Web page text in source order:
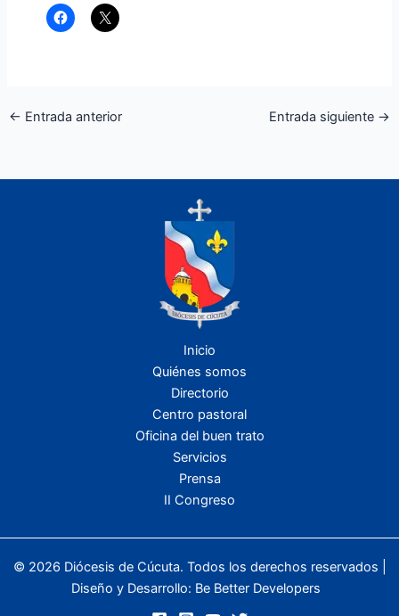
← Entrada anterior Entrada siguiente →
Inicio
Quiénes somos
Directorio
Centro pastoral
Oficina del buen trato
Servicios
Prensa
II Congreso
© 2026 Diócesis de Cúcuta. Todos los derechos reservados |
Diseño y Desarrollo: Be Better Developers